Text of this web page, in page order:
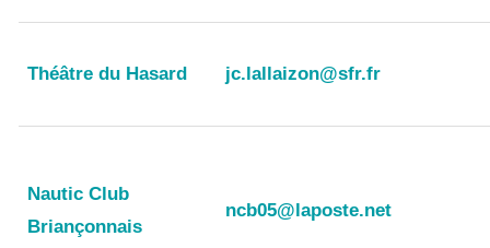
Théâtre du Hasard jc.lallaizon@sfr.fr
Nautic Club
Briançonnais
ncb05@laposte.net